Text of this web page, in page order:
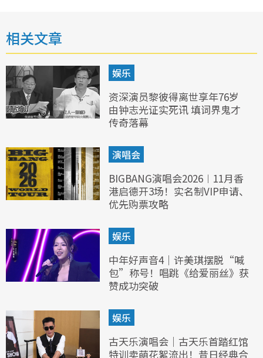
相关文章
娱乐
资深演员黎彼得离世享年76岁
由钟志光证实死讯 填词界鬼才
传奇落幕
演唱会
BIGBANG演唱会2026︱11月香
港启德开3场！实名制VIP申请、
优先购票攻略
娱乐
中年好声音4｜许美琪摆脱“喊
包”称号！唱跳《给爱丽丝》获
赞成功突破
娱乐
古天乐演唱会｜古天乐首踏红馆
特训卖萌花絮流出！昔日经典合